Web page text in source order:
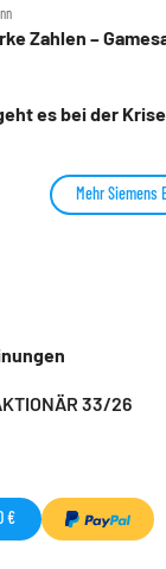
Zahlen –
es bei der
Mehr Siemens
33/26
€